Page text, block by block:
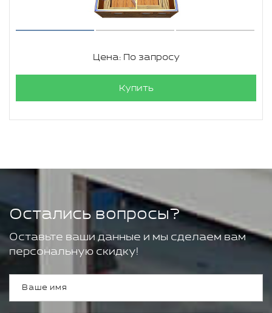
Цена: По запросу
Купить
Остались вопросы?
Оставьте ваши данные и мы сделаем вам
персональную скидку!